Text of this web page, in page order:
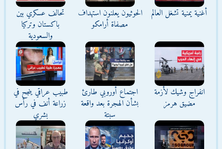
أغنية يمنية تشغل العالم
الحوثيون يعلنون استهداف
مصفاة أرامكو
تحالف عسكري بين
باكستان وتركيا
والسعودية
انفراج وشيك لأزمة
مضيق هرمز
اجتماع أوروبي طارئ
بشأن الهجرة بعد واقعة
سبتة
طبيب عراقي ينجح في
زراعة أنف في رأس
بشري